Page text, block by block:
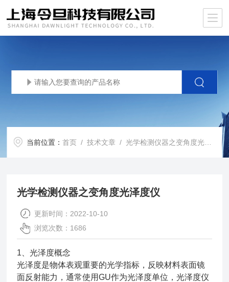
当前位置：首页 /技术文章 / 光学检测仪器之变角度光泽度仪
光学检测仪器之变角度光泽度仪
更新时间：2022-10-10
浏览次数：1686
1、光泽度概念
光泽度是物体表观重要的光学指标，反映材料表面镜
面反射能力，通常使用GU作为光泽度单位，光泽度仪